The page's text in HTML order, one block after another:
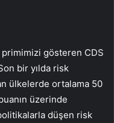
primimizi gösteren CDS
bir yılda risk
ülkelerde ortalama 50
üzerinde
düşen risk